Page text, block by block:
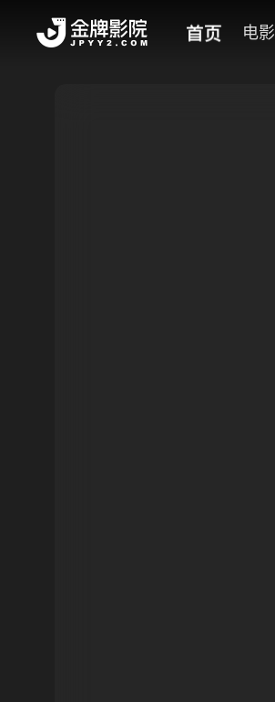
首页 电影